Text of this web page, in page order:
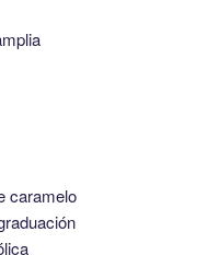
caramelo